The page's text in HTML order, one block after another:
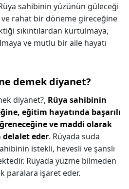
sahibinin yüzünün güleceği
ve rahat bir döneme gireceğine
sıkıntılardan kurtulmaya,
ve mutlu bir aile hayatı
demek diyanet?
diyanet?, Rüya sahibinin
eğitim hayatında başarılı
ve maddi olarak
delalet eder. Rüyada suda
istekli, hevesli ve şanslı
Rüyada yüzme bilmeden
paralara işaret eder.